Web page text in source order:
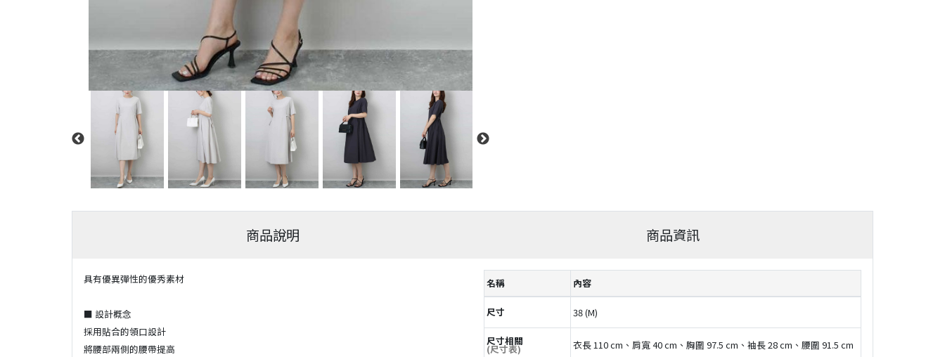
商品說明
具有優異彈性的優秀素材
■ 設計概念
採用貼合的領口設計
將腰部兩側的腰帶提高
商品資訊
名稱 內容
尺寸 38 (M)
尺寸相關
(尺寸表) 衣長 110 cm、肩寬 40 cm、胸圍 97.5 cm、袖長 28 cm、腰圍 91.5 cm